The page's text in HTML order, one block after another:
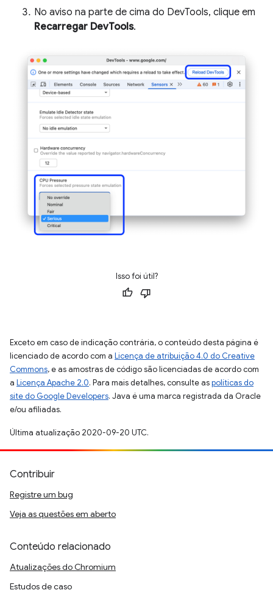
No aviso na parte de cima do DevTools, clique em
Recarregar DevTools.
Isso foi útil?
Exceto em caso de indicação contrária, o conteúdo desta página é
licenciado de acordo com a Licença de atribuição 4.0 do Creative
Commons, e as amostras de código são licenciadas de acordo com
a Licença Apache 2.0. Para mais detalhes, consulte aspolíticas do
site do Google Developers. Java é uma marca registrada da Oracle
e/ou afiliadas.
Última atualização 2020-09-20 UTC.
Contribuir
Registre um bug
Veja as questões em aberto
Conteúdo relacionado
Atualizações do Chromium
Estudos de caso